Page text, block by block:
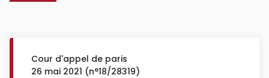
Cour d'appel de paris
26 mai 2021 (n°18/28319)